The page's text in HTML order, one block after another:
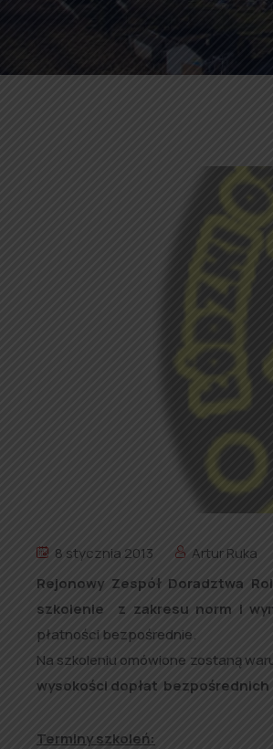
8 stycznia 2013
Artur Ruka
Rejonowy Zespół Doradztwa
szkolenie z zakresu norm i
płatności bezpośrednie.
Na szkoleniu omówione zostaną
wysokości dopłat bezpośrednich
Terminy szkoleń: